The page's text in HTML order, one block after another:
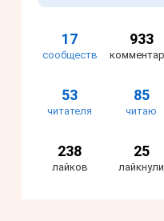
17
сообществ
933
53
читателя
85
читаю
238
лайков
25
лайкнули